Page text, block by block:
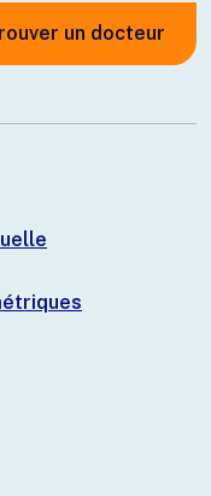
un docteur